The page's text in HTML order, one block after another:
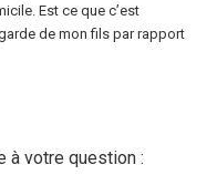
Est ce que c’est
de mon fils par rapport
à votre question :